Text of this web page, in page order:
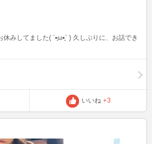
た( ´•̥ω•̥` ) 久しぶりに、お話でき
いいね +3